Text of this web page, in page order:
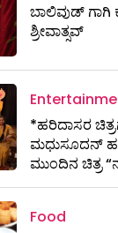
ಬಾಲಿವುಡ್ ಗಾಗಿ
ಶ್ರೀವಾತ್ಸವ್
*ಹರಿದಾಸರ
ಮಧುಸೂದನ್
ಮುಂದಿನ ಚಿತ್ರ
Food